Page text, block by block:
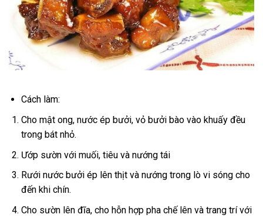
Cách làm:
Cho mật ong, nước ép bưởi, vỏ bưởi bào vào khuấy đều
trong bát nhỏ.
Ướp sườn với muối, tiêu và nướng tái
Rưới nước bưởi ép lên thịt và nướng trong lò vi sóng cho
đến khi chín.
Cho sườn lên đĩa, cho hỗn hợp pha chế lên và trang trí với